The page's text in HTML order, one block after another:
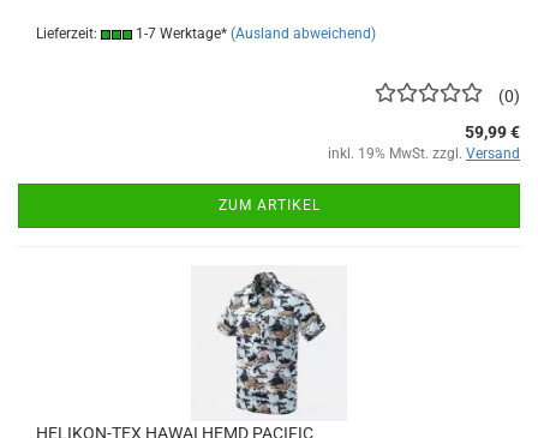
Lieferzeit: 1-7 Werktage* (Ausland abweichend)
0
59,99 €
inkl. 19% MwSt. zzgl. Versand
ZUM ARTIKEL
HELIKON-TEX HAWAI HEMD PACIFIC